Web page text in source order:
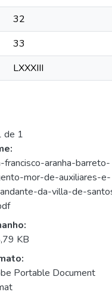
32
33
LXXXIII
de 1
francisco-aranha-barreto-
mor-de-auxiliares-e-
da-villa-de-
KB
Portable Document